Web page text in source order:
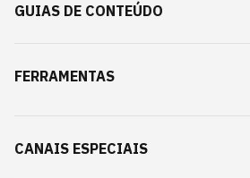
GUIAS DE CONTEÚDO
FERRAMENTAS
CANAIS ESPECIAIS